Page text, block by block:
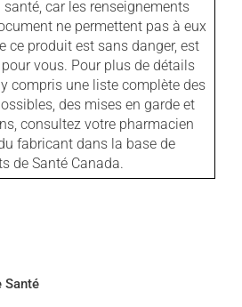
car les renseignements
ne permettent pas à eux
ce produit est sans danger, est
vous. Pour plus de détails
compris une liste complète des
des mises en garde et
consultez votre pharmacien
fabricant dans la base de
de Santé Canada.
Santé